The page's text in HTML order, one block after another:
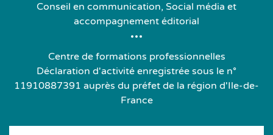
Conseil en communication, Social média et
accompagnement éditorial
Centre de formations professionnelles
Déclaration d'activité enregistrée sous le n°
11910887391 auprès du préfet de la région d'Ile-de-
France